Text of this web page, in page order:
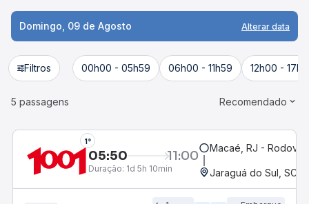
Domingo, 09 de Agosto Alterar data
Filtros 00h00 - 05h59 06h00 - 11h59 12h00 -
5 passagens Recomendado
1°
05:50 11:00
Duração: 1d 5h 10min
Macaé, RJ -
Jaraguá do Sul, SC